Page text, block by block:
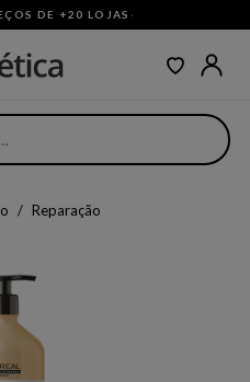
DE +20 LOJAS ·
Reparação